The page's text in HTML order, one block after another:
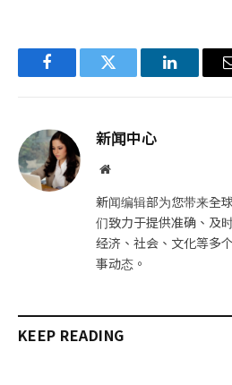
FacebookTwitter LinkedIn
新闻中心
网
新闻编辑部为您带来全
们致力于提供准确、及
经济、社会、文化等多
事动态。
KEEP READING